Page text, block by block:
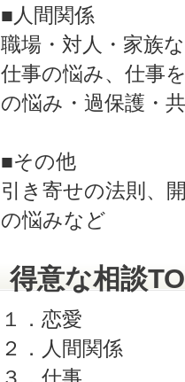
■人間関係
職場・対人・家族
仕事の悩み、仕事
の悩み・過保護・
■その他
引き寄せの法則、
の悩みなど
得意な相談
１．恋愛
２．人間関係